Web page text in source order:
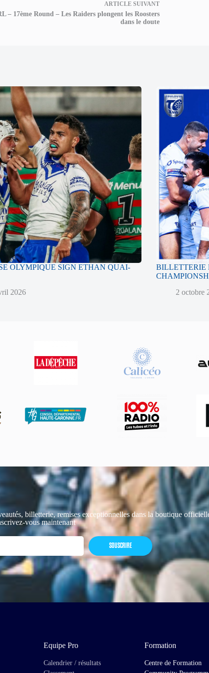
ARTICLESUIVANT
– 17ème Round – Les Raiders plongent les Roosters
dans le doute
OLYMPIQUE SIGN ETHAN QUAI-
2026
BILLETTERIE
2 octobre
billetterie, remises exceptionnelles dans la boutique
vous maintenant
SOUSCRIRE
Equipe Pro
Calendrier / résultats
Formation
Centre de Formation